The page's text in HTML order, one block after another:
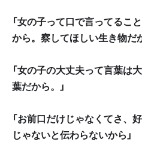
「女の子って口で言ってるこ
から。察してほしい生き物だ
「女の子の大丈夫って言葉は
葉だから。」
「お前口だけじゃなくてさ、
じゃないと伝わらないから」